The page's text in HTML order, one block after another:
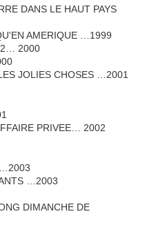
DANS LE HAUT PAYS
AMERIQUE …1999
2… 2000
JOLIES CHOSES …2001
PRIVEE… 2002
…2003
DIMANCHE DE